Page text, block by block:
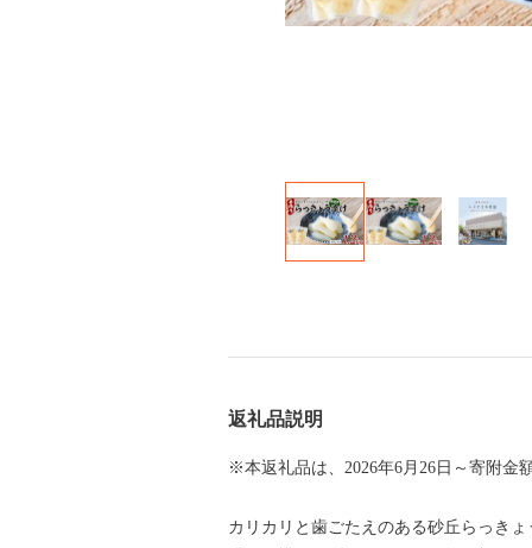
返礼品説明
※本返礼品は、2026年6月26日～寄附金
カリカリと歯ごたえのある砂丘らっき